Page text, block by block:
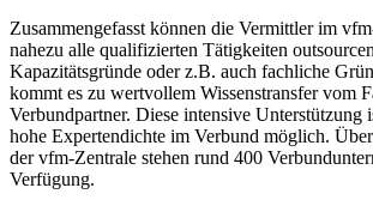
Zusammengefasst können die Vermittler im
nahezu alle qualifizierten Tätigkeiten
Kapazitätsgründe oder z.B. auch fachliche
kommt es zu wertvollem Wissenstransfer vom
Verbundpartner. Diese intensive Unterstützung
hohe Expertendichte im Verbund möglich.
der vfm-Zentrale stehen rund 400
Verfügung.